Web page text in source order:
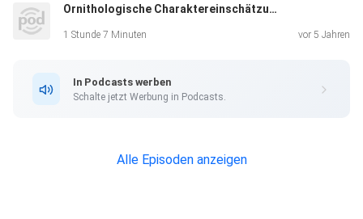
Ornithologische Charaktereinschätzung
1 Stunde 7 Minuten vor 5 Jahren
In Podcasts werben
Schalte jetzt Werbung in Podcasts.
Alle Episoden anzeigen